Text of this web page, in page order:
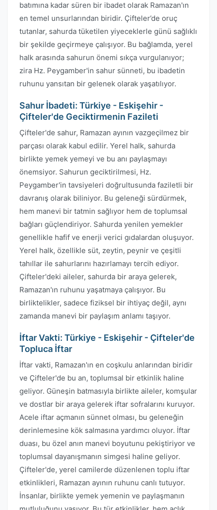
batımına kadar süren bir ibadet olarak Ramazan'ın
en temel unsurlarından biridir. Çifteler’de oruç
tutanlar, sahurda tüketilen yiyeceklerle günü sağlıklı
bir şekilde geçirmeye çalışıyor. Bu bağlamda, yerel
halk arasında sahurun önemi sıkça vurgulanıyor;
zira Hz. Peygamber'in sahur sünneti, bu ibadetin
ruhunu yansıtan bir gelenek olarak yaşatılıyor.
Sahur İbadeti: Türkiye - Eskişehir -
Çifteler'de Geciktirmenin Fazileti
Çifteler'de sahur, Ramazan ayının vazgeçilmez bir
parçası olarak kabul edilir. Yerel halk, sahurda
birlikte yemek yemeyi ve bu anı paylaşmayı
önemsiyor. Sahurun geciktirilmesi, Hz.
Peygamber'in tavsiyeleri doğrultusunda faziletli bir
davranış olarak biliniyor. Bu geleneği sürdürmek,
hem manevi bir tatmin sağlıyor hem de toplumsal
bağları güçlendiriyor. Sahurda yenilen yemekler
genellikle hafif ve enerji verici gıdalardan oluşuyor.
Yerel halk, özellikle süt, zeytin, peynir ve çeşitli
tahıllar ile sahurlarını hazırlamayı tercih ediyor.
Çifteler'deki aileler, sahurda bir araya gelerek,
Ramazan'ın ruhunu yaşatmaya çalışıyor. Bu
birliktelikler, sadece fiziksel bir ihtiyaç değil, aynı
zamanda manevi bir paylaşım anlamı taşıyor.
İftar Vakti: Türkiye - Eskişehir - Çifteler'de
Topluca İftar
İftar vakti, Ramazan'ın en coşkulu anlarından biridir
ve Çifteler'de bu an, toplumsal bir etkinlik haline
geliyor. Güneşin batmasıyla birlikte aileler, komşular
ve dostlar bir araya gelerek iftar sofralarını kuruyor.
Acele iftar açmanın sünnet olması, bu geleneğin
derinlemesine kök salmasına yardımcı oluyor. İftar
duası, bu özel anın manevi boyutunu pekiştiriyor ve
toplumsal dayanışmanın simgesi haline geliyor.
Çifteler'de, yerel camilerde düzenlenen toplu iftar
etkinlikleri, Ramazan ayının ruhunu canlı tutuyor.
İnsanlar, birlikte yemek yemenin ve paylaşmanın